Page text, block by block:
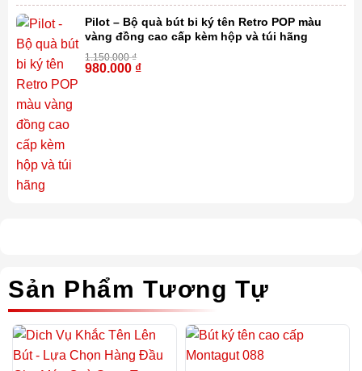
Pilot – Bộ quà bút bi ký tên Retro POP màu
vàng đồng cao cấp kèm hộp và túi hãng
1.150.000₫
980.000 ₫
Sản Phẩm Tương Tự